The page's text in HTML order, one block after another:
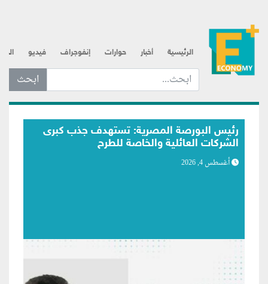
الرئيسية أخبار حوارات إنفوجراف فيديو
ابحث عن... :
رئيس البورصة المصرية: سنستخدم تقنيات
الذكاء الاصطناعي قريباً
أغسطس 4, 2026